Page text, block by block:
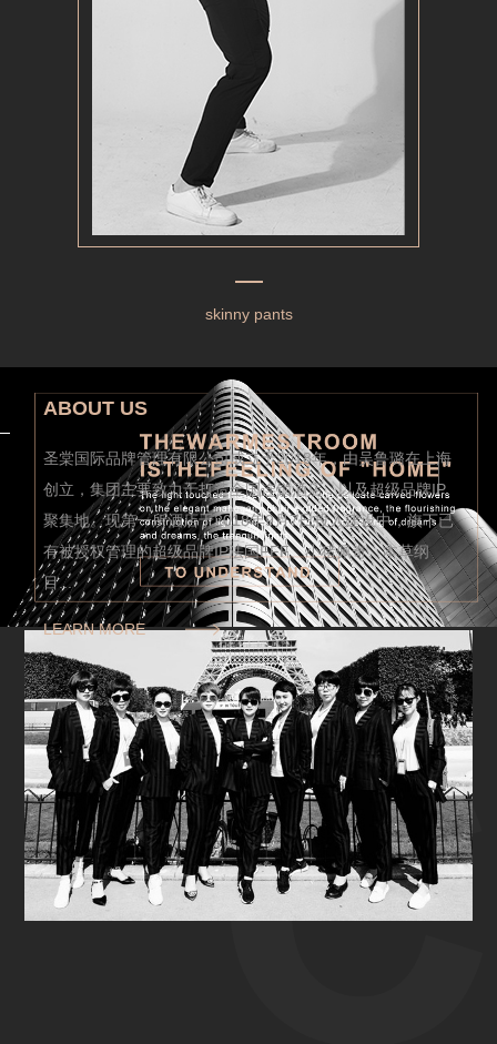
skinny pants
ABOUT US
圣棠国际品牌管理有限公司成立于2018年，由吴鲁璐在上海
创立，集团主要致力于打造全国连锁酒店，以及超级品牌IP
聚集地。现第一所酒店于2018年9月7日投入建设中，旗下已
有被授权管理的超级品牌IP法国FFF、小猪佩奇、本草纲
目...
LEARN MORE